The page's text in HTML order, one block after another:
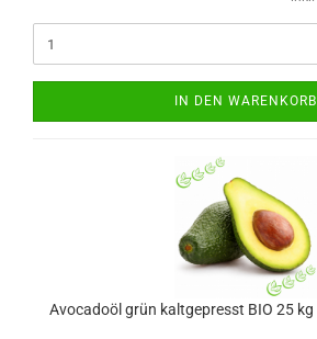
IN DEN WARENKORB
Avocadoöl grün kaltgepresst BIO 25 kg